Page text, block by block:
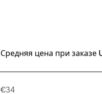
Средняя цена при заказе
€34